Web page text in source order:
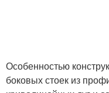
Особенностью
боковых стоек из